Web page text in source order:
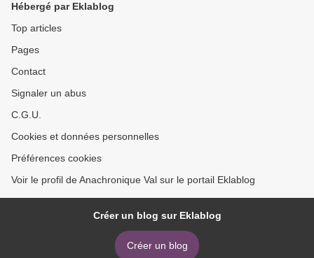
Hébergé par Eklablog
Top articles
Pages
Contact
Signaler un abus
C.G.U.
Cookies et données personnelles
Préférences cookies
Voir le profil de Anachronique Val sur le portail Eklablog
Créer un blog sur Eklablog
Créer un blog